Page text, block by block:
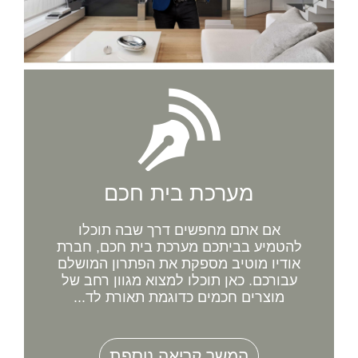
מערכת בית חכם
אם אתם מחפשים דרך שבה תוכלו
להטמיע בביתכם מערכת בית חכם, חברת
אודיו מוטיב מספקת את הפתרון המושלם
עבורכם. כאן תוכלו למצוא מגוון רחב של
מוצרים חכמים כדוגמת תאורת לד...